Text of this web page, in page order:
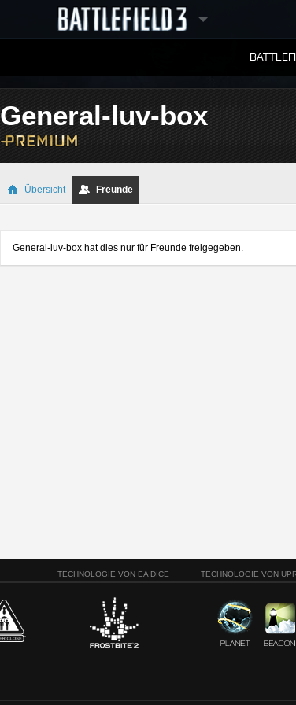
RANGLISTEN
General-luv-box
Übersicht Freunde
General-luv-box hat dies nur für Freunde freigegeben.
TECHNOLOGIE VON EA DICE TECHNOLOGIE VON